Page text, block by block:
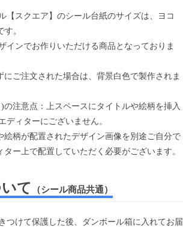
【スクエア】のシール台紙のサイズは、ヨコ
す。
インでお作りいただける商品となっておりま
にご注文された場合は、背景白色で製作されま
の注意点：上スペースにタイトルや絵柄を挿入
ディターにございません。
絵柄が配置されたデザイン画像を別途ご自分で
ー上で配置していただく必要がございます。
て （シール商品共通）
つけて保護した後、ダンボール箱に入れてお届